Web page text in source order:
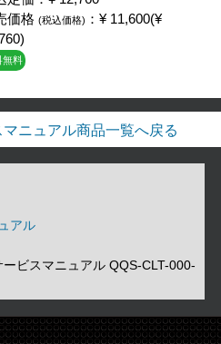
価格 (税込価格) ：¥ 11,600(¥
無料
ニュアル商品一覧へ戻る
アル
ビスマニュアル QQS-CLT-000-